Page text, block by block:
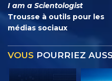
I am a Scientologist
Trousse à outils pour les
médias sociaux
VOUS POURRIEZ